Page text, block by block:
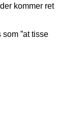
kommer ret
”at tisse